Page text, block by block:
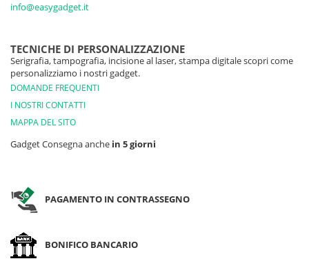
info@easygadget.it
TECNICHE DI PERSONALIZZAZIONE
Serigrafia, tampografia, incisione al laser, stampa digitale scopri come
personalizziamo i nostri gadget.
DOMANDE FREQUENTI
I NOSTRI CONTATTI
MAPPA DEL SITO
Gadget Consegna anche in 5 giorni
PAGAMENTO IN CONTRASSEGNO
BONIFICO BANCARIO